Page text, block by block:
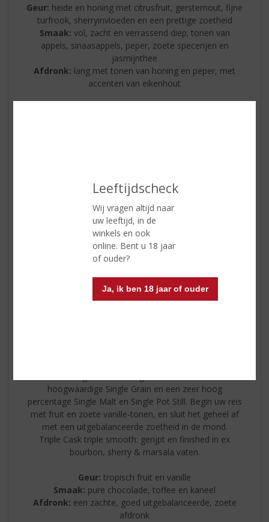
Leeftijdscheck
Wij vragen altijd naar
uw leeftijd, in de
winkels en ook
online. Bent u 18 jaar
of ouder?
Ja, ik ben 18 jaar of ouder
Geur: heide en honing met citrusfruit, gerstemout, fijne
turfrook, sherryinvloeden en een prettige zoetheid
Smaak: vol, zacht en verrassend diep; tonen van
appels, sinaasappels, peper, zoete specerijen en
jasmijnthee
Afdronk: lang met tonen van honing en peper, met
accenten van eikenhout
hoogwaardige Single Grain en een zeer hoog
percentage Single Malt en Single Pot Still. Begin uw reis
met fruit en zoete vanille-tonen, en sluit het geheel af
met een uitgebalanceerde zoetheid in de mond.
Triple Cask triple smooth: gerijpt en finished in ex
bourbon, sherry & marsala vaten.
Geur: tropisch fruit en vanille
Smaak: pure chocolade, toffee en kaneel
Afdronk: een zachte, goed uitgebalanceerde, zoete
afdronk